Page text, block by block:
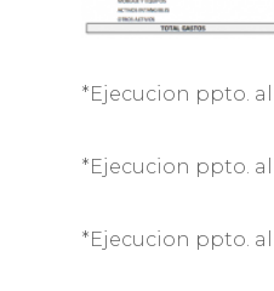
*Ejecucion ppto.
*Ejecucion ppto. al
*Ejecucion ppto. al